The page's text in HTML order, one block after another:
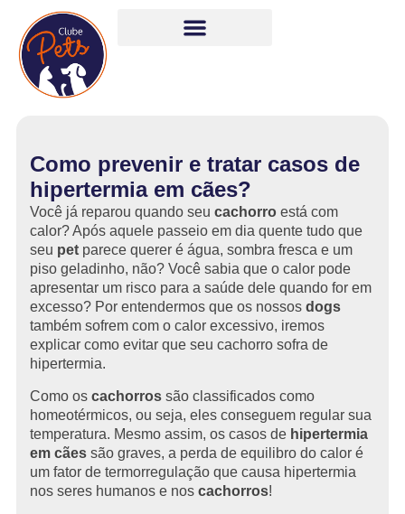
Como prevenir e tratar casos de
hipertermia em cães?
Você já reparou quando seu cachorroestá com
calor? Após aquele passeio em dia quente tudo que
seu petparece querer é água, sombra fresca e um
piso geladinho, não? Você sabia que o calor pode
apresentar um risco para a saúde dele quando for em
excesso? Por entendermos que os nossos dogs
também sofrem com o calor excessivo, iremos
explicar como evitar que seu cachorro sofra de
hipertermia.
Como os cachorrossão classificados como
homeotérmicos, ou seja, eles conseguem regular sua
temperatura. Mesmo assim, os casos de hipertermia
em cãessão graves, a perda de equilibro do calor é
um fator de termorregulação que causa hipertermia
nos seres humanos e nos cachorros!